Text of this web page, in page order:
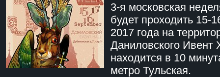
3-я московская
будет проходить 15-
2017 года на
Даниловского Ивент
находится в 10
метро Тульская.